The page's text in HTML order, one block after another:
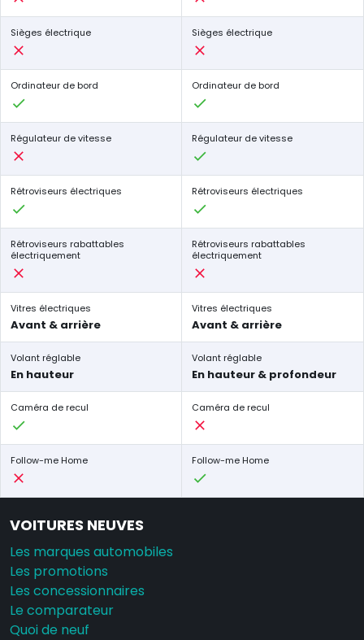
Sièges électrique Sièges électrique
Ordinateur de bord Ordinateur de bord
Régulateur de vitesse Régulateur de vitesse
Rétroviseurs électriques Rétroviseurs électriques
Rétroviseurs rabattables
électriquement
Rétroviseurs rabattables
électriquement
Vitres électriques
Avant & arrière
Vitres électriques
Avant & arrière
Volant réglable
En hauteur
Volant réglable
En hauteur & profondeur
Caméra de recul Caméra de recul
Follow-me Home Follow-me Home
VOITURES NEUVES
Les marques automobiles
Les promotions
Les concessionnaires
Le comparateur
Quoi de neuf